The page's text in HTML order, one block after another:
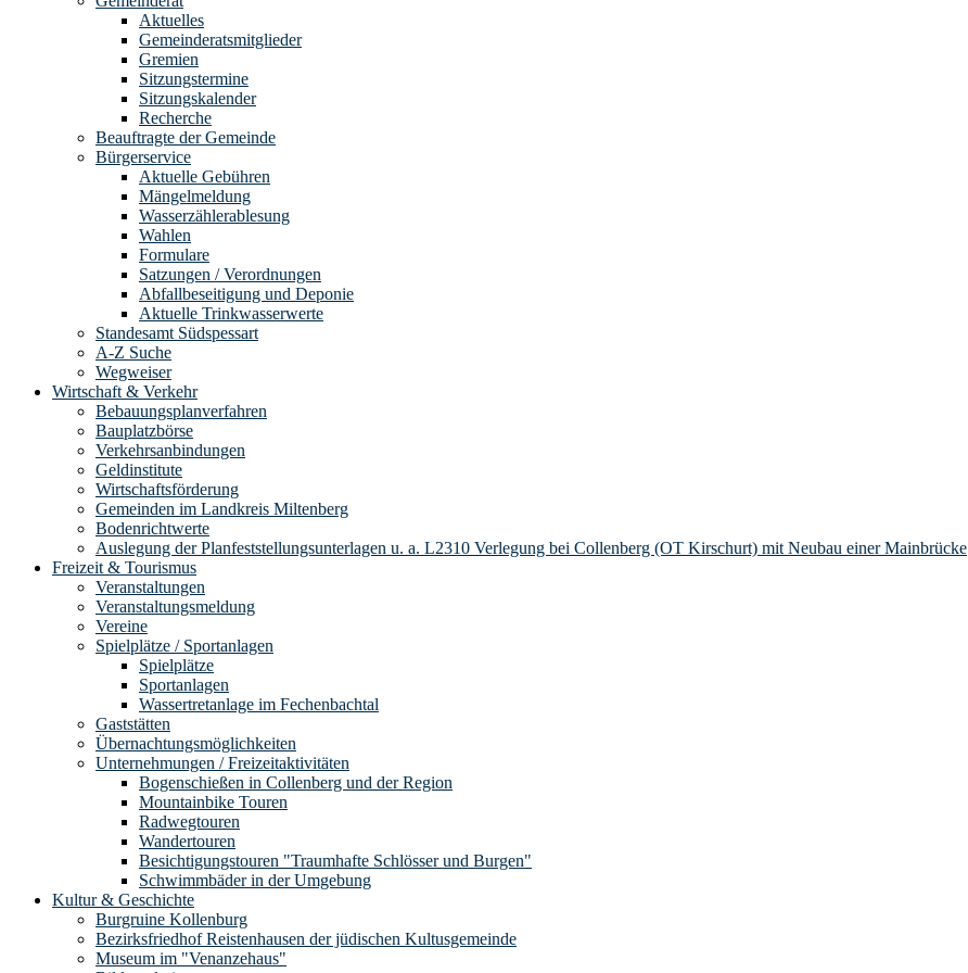
Aktuelles
Gemeinderatsmitglieder
Gremien
Sitzungstermine
Sitzungskalender
Recherche
Beauftragte der Gemeinde
Bürgerservice
Aktuelle Gebühren
Mängelmeldung
Wasserzählerablesung
Wahlen
Formulare
Satzungen / Verordnungen
Abfallbeseitigung und Deponie
Aktuelle Trinkwasserwerte
Standesamt Südspessart
A-Z Suche
Wegweiser
Wirtschaft & Verkehr
Bebauungsplanverfahren
Bauplatzbörse
Verkehrsanbindungen
Geldinstitute
Wirtschaftsförderung
Gemeinden im Landkreis Miltenberg
Bodenrichtwerte
Auslegung der Planfeststellungsunterlagen u. a. L2310 Verlegung bei Collenberg (OT Kirschurt) mit Neubau einer Mainbrücke
Freizeit & Tourismus
Veranstaltungen
Veranstaltungsmeldung
Vereine
Spielplätze / Sportanlagen
Spielplätze
Sportanlagen
Wassertretanlage im Fechenbachtal
Gaststätten
Übernachtungsmöglichkeiten
Unternehmungen / Freizeitaktivitäten
Bogenschießen in Collenberg und der Region
Mountainbike Touren
Radwegtouren
Wandertouren
Besichtigungstouren "Traumhafte Schlösser und Burgen"
Schwimmbäder in der Umgebung
Kultur & Geschichte
Burgruine Kollenburg
Bezirksfriedhof Reistenhausen der jüdischen Kultusgemeinde
Museum im "Venanzehaus"